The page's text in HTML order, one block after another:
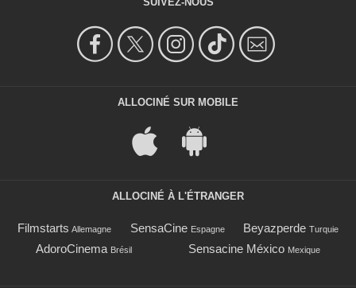
ALLOCINÉ SUR MOBILE
ALLOCINÉ À L'ÉTRANGER
Filmstarts Allemagne SensaCine Espagne Beyazperde Turquie
AdoroCinema Brésil Sensacine México Mexique